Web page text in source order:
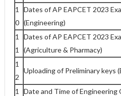
1
0
Dates of AP EAPCET 2023
(Engineering)
1
1
Dates of AP EAPCET 2023
(Agriculture & Pharmacy)
1
2
Uploading of Preliminary keys
1
Date and Time of Engineering